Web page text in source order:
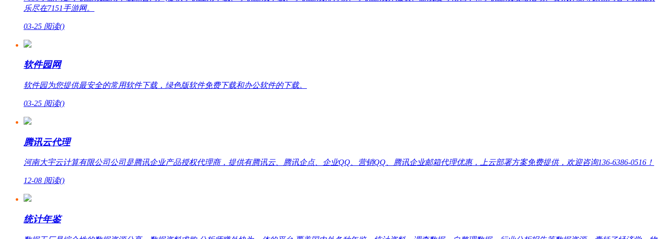
乐尽在7151手游网。
03-25 阅读()
软件园网
软件园为您提供最安全的常用软件下载，绿色版软件免费下载和办公软件的下载。
03-25 阅读()
腾讯云代理
河南大宇云计算有限公司公司是腾讯企业产品授权代理商，提供有腾讯云、腾讯企点、企业QQ、营销QQ、腾讯企业邮箱代理优惠，上云部署方案免费提供，欢迎咨询136-6386-0516！
12-08 阅读()
统计年鉴